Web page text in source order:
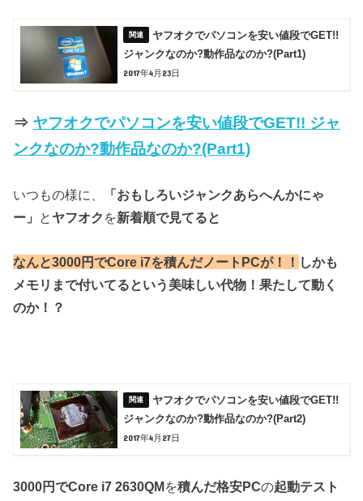
ヤフオクでパソコンを安い値段でGET!!
ジャンクなのか?動作品なのか?(Part1)
2017年4月23日
⇒ ヤフオクでパソコンを安い値段でGET!! ジャ
ンクなのか?動作品なのか?(Part1)
いつもの様に、
「おもしろいジャンクあらへんかにゃ
ー」 と ヤフオク を新着順で見てると
なんと3000円でCore i7を積んだノートPCが！！ しかも
メモリまで付いてるという美味しい代物！果たして動く
のか！？
ヤフオクでパソコンを安い値段でGET!!
ジャンクなのか?動作品なのか?(Part2)
2017年4月27日
3000円でCore i7 2630QMを積んだ格安PCの起動テスト